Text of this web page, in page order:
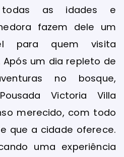
todas as idades e
fazem dele um
para quem visita
um dia repleto de
no bosque,
Victoria Villa
merecido, com todo
que a cidade oferece.
uma experiência